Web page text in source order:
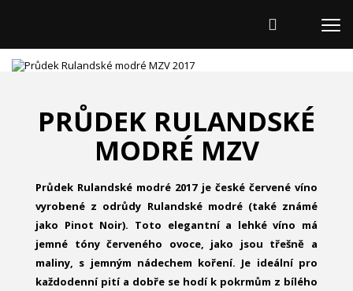
PRŮDEK RULANDSKÉ
MODRÉ MZV
Průdek Rulandské modré 2017 je české červené víno
vyrobené z odrůdy Rulandské modré (také známé
jako Pinot Noir). Toto elegantní a lehké víno má
jemné tóny červeného ovoce, jako jsou třešně a
maliny, s jemným nádechem koření. Je ideální pro
každodenní pití a dobře se hodí k pokrmům z bílého